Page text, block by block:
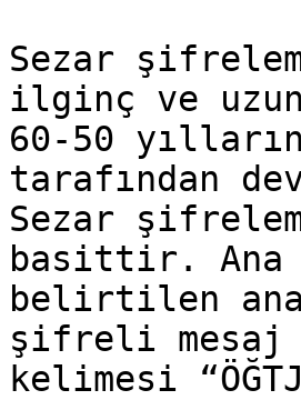
Sezar
ilginç ve
60-50
tarafından
Sezar
basittir. Ana
belirtilen
şifreli mesaj
kelimesi